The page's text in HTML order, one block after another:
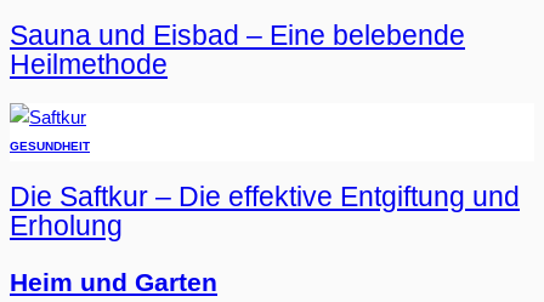
Sauna und Eisbad – Eine belebende
Heilmethode
GESUNDHEIT
Die Saftkur – Die effektive Entgiftung und
Erholung
Heim und Garten